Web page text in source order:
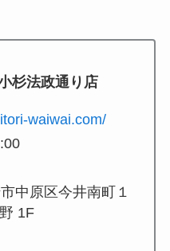
杉法政通り店
waiwai.com/
中原区今井南町１
1F